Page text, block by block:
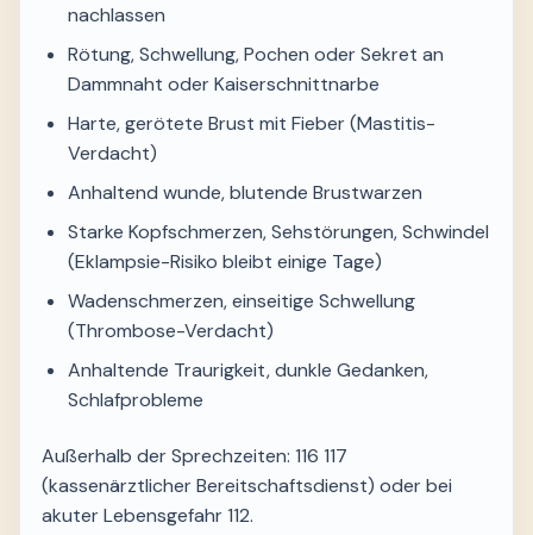
nachlassen
Rötung, Schwellung, Pochen oder Sekret an
Dammnaht oder Kaiserschnittnarbe
Harte, gerötete Brust mit Fieber (Mastitis-
Verdacht)
Anhaltend wunde, blutende Brustwarzen
Starke Kopfschmerzen, Sehstörungen, Schwindel
(Eklampsie-Risiko bleibt einige Tage)
Wadenschmerzen, einseitige Schwellung
(Thrombose-Verdacht)
Anhaltende Traurigkeit, dunkle Gedanken,
Schlafprobleme
Außerhalb der Sprechzeiten: 116 117
(kassenärztlicher Bereitschaftsdienst) oder bei
akuter Lebensgefahr 112.